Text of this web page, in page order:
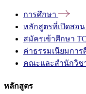
การศึกษา
หลักสูตรที่เปิดสอน
สมัครเข้าศึกษา
ค่าธรรมเนียมการ
คณะและสำนักวิช
หลักสูตร